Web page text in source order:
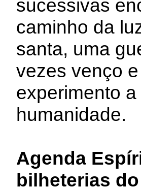
sucessivas
caminho da
santa, uma
vezes venço
experimento
humanidade.
Agenda
bilheterias